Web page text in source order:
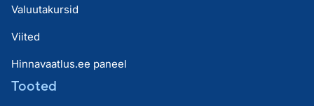
Valuutakursid
Viited
Hinnavaatlus.ee paneel
Tooted